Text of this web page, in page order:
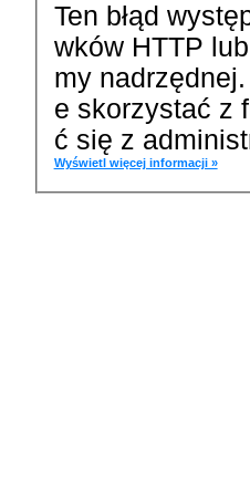
Ten błąd
wków HTTP
my
e skorzystać z
ć się z
Wyświetl więcej informacji »